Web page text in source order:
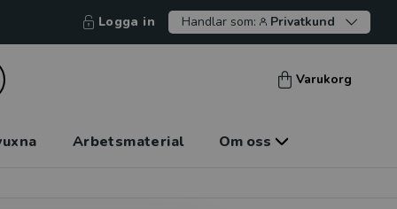
Logga in Handlar som: Privatkund
Varukorg
Arbetsmaterial Om oss